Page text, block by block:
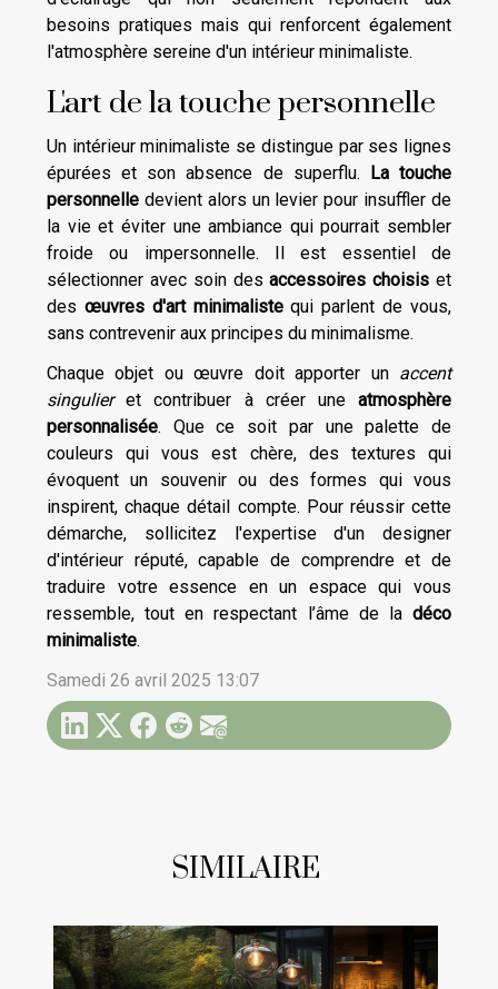
besoins pratiques mais qui renforcent également
l'atmosphère sereine d'un intérieur minimaliste.
L'art de la touche personnelle
Un intérieur minimaliste se distingue par ses lignes
épurées et son absence de superflu. La touche
personnelle devient alors un levier pour insuffler de
la vie et éviter une ambiance qui pourrait sembler
froide ou impersonnelle. Il est essentiel de
sélectionner avec soin desaccessoires choisis et
des œuvres d'art minimalistequi parlent de vous,
sans contrevenir aux principes du minimalisme.
Chaque objet ou œuvre doit apporter un accent
singulieret contribuer à créer une atmosphère
personnalisée. Que ce soit par une palette de
couleurs qui vous est chère, des textures qui
évoquent un souvenir ou des formes qui vous
inspirent, chaque détail compte. Pour réussir cette
démarche, sollicitez l'expertise d'un designer
d'intérieur réputé, capable de comprendre et de
traduire votre essence en un espace qui vous
ressemble, tout en respectant l’âme de la déco
minimaliste.
Samedi 26 avril 2025 13:07
SIMILAIRE